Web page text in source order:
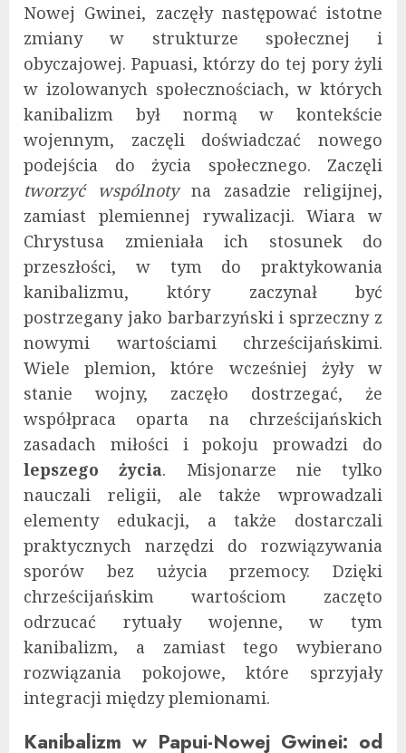
Nowej Gwinei, zaczęły następować istotne
zmiany w strukturze społecznej i
obyczajowej. Papuasi, którzy do tej pory żyli
w izolowanych społecznościach, w których
kanibalizm był normą w kontekście
wojennym, zaczęli doświadczać nowego
podejścia do życia społecznego. Zaczęli
tworzyć wspólnotyna zasadzie religijnej,
zamiast plemiennej rywalizacji. Wiara w
Chrystusa zmieniała ich stosunek do
przeszłości, w tym do praktykowania
kanibalizmu, który zaczynał być
postrzegany jako barbarzyński i sprzeczny z
nowymi wartościami chrześcijańskimi.
Wiele plemion, które wcześniej żyły w
stanie wojny, zaczęło dostrzegać, że
współpraca oparta na chrześcijańskich
zasadach miłości i pokoju prowadzi do
lepszego życia. Misjonarze nie tylko
nauczali religii, ale także wprowadzali
elementy edukacji, a także dostarczali
praktycznych narzędzi do rozwiązywania
sporów bez użycia przemocy. Dzięki
chrześcijańskim wartościom zaczęto
odrzucać rytuały wojenne, w tym
kanibalizm, a zamiast tego wybierano
rozwiązania pokojowe, które sprzyjały
integracji między plemionami.
Kanibalizm w Papui-Nowej Gwinei: od